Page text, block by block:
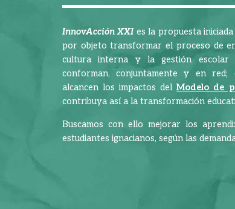
InnovAcción XXI es la propuesta
por objeto transformar el proceso de
cultura interna y la gestión escolar
conforman, conjuntamente y en red;
alcancen los impactos delModelo de
contribuya así a la transformación
Buscamos con ello mejorar los
estudiantes ignacianos, según las